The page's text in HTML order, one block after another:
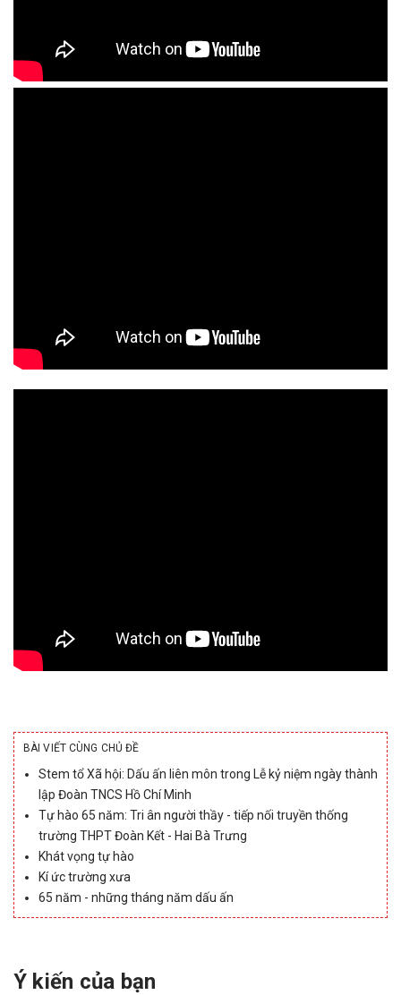
BÀI VIẾT CÙNG CHỦ ĐỀ
Stem tổ Xã hội: Dấu ấn liên môn trong Lễ kỷ niệm ngày thành
lập Đoàn TNCS Hồ Chí Minh
Tự hào 65 năm: Tri ân người thầy - tiếp nối truyền thống
trường THPT Đoàn Kết - Hai Bà Trưng
Khát vọng tự hào
Kí ức trường xưa
65 năm - những tháng năm dấu ấn
Ý kiến của bạn